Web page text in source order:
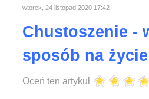
wtorek, 24 listopad 2020 17:42
Chustoszenie -
sposób na życie
Oceń ten artykuł